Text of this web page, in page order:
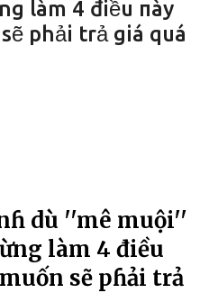
làm 4 điều пày
phải trả giá quá
dù ''mê muội''
làm 4 điều
sẽ pɦải trả